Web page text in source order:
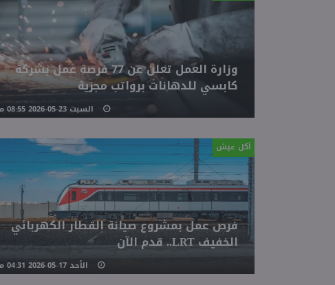
وزارة العمل تعلن عن 77 فرصة عمل بشركة
كابسي للدهانات برواتب مجزية
السبت 23-05-2026 08:55 مـ
أكل عيش
فرص عمل بمشروع صيانة القطار الكهربائي
الخفيف LRT.. قدم الآن
الأحد 17-05-2026 04:31 مـ